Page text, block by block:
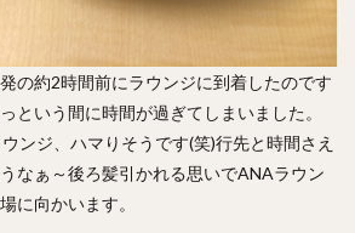
の約2時間前にラウンジに到着したのです
という間に時間が過ぎてしまいました。
ンジ、ハマりそうです(笑)行先と時間さえ
なぁ～後ろ髪引かれる思いでANAラウン
に向かいます。